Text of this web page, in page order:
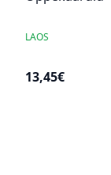
LAOS
13,45€